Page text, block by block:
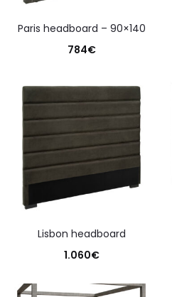
paris headboard – 90×140
784€
lisbon headboard
1.060€